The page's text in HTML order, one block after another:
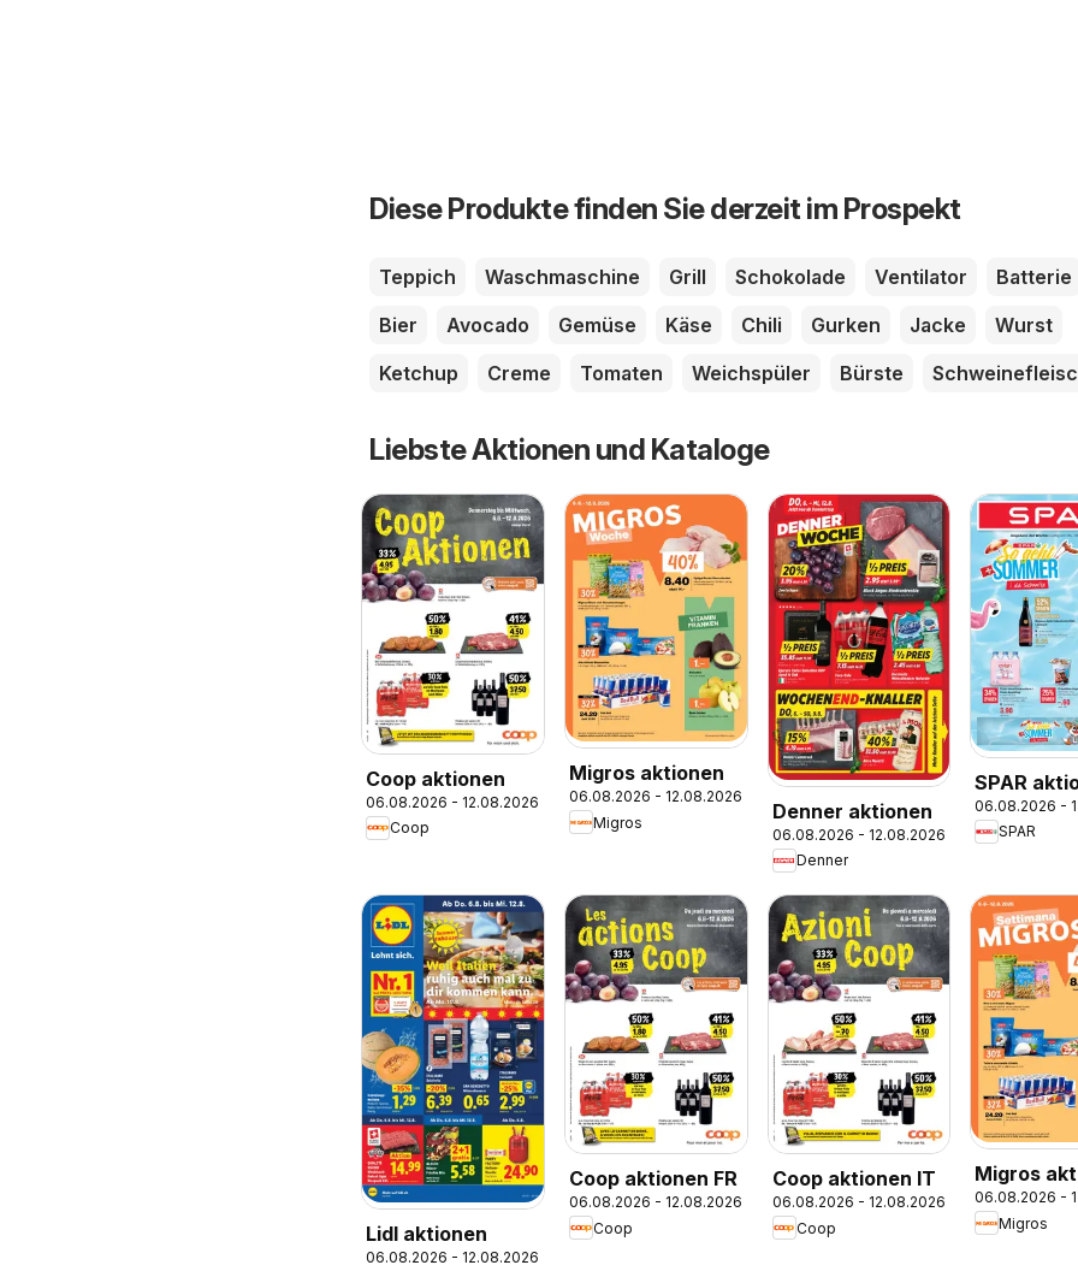
Diese Produkte finden Sie derzeit im Prospekt
Teppich Waschmaschine Grill Schokolade Ventilator
Batterie
Bier
Avocado Gemüse Käse Chili Gurken Jacke
Wurst
Ketchup
Creme Tomaten Weichspüler Bürste
Liebste Aktionen und Kataloge
Coop aktionen
06.08.2026 - 12.08.2026
Coop
Migros aktionen
06.08.2026 - 12.08.2026
Migros
Denner aktionen
06.08.2026 - 12.08.2026
Denner
SPAR
06.08.2026 -
SPAR
Lidl aktionen
06.08.2026 - 12.08.2026
Coop aktionen FR
06.08.2026 - 12.08.2026
Coop
Coop aktionen IT
06.08.2026 - 12.08.2026
Coop
Migros
IT
06.08.2026 -
Migros